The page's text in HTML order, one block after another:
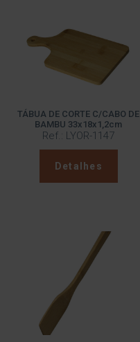
TÁBUA DE CORTE C/CABO DE
BAMBU 33x18x1,2cm
Ref.: LYOR-1147
Detalhes